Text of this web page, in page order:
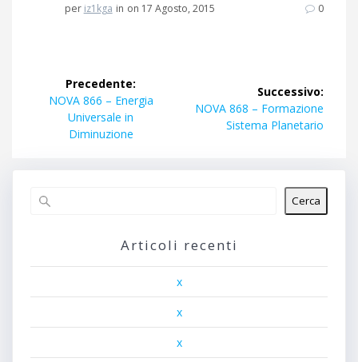
per iz1kga in on 17 Agosto, 2015 0
Navigazione
articoli
Precedente:
Articolo
precedente:
NOVA 866 – Energia
Universale in
Diminuzione
Successivo:
Articolo
successivo:
NOVA 868 – Formazione
Sistema Planetario
Cerca
Articoli recenti
x
x
x